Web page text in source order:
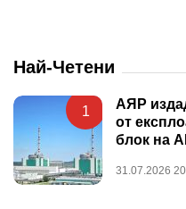
Най-Четени
1
АЯР
от
блок на
31.07.2026